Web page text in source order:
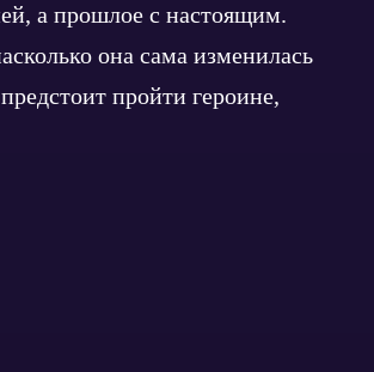
а прошлое с настоящим.
она сама изменилась
пройти героине,